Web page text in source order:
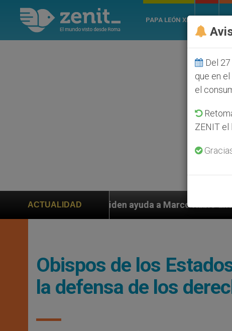
PAPA LEÓN XIV
ACTUALIDAD
piden ayuda a Marco Rubio ante persecución de
Obispos de los
la defensa de los
Del
que en
el
ZENIT el